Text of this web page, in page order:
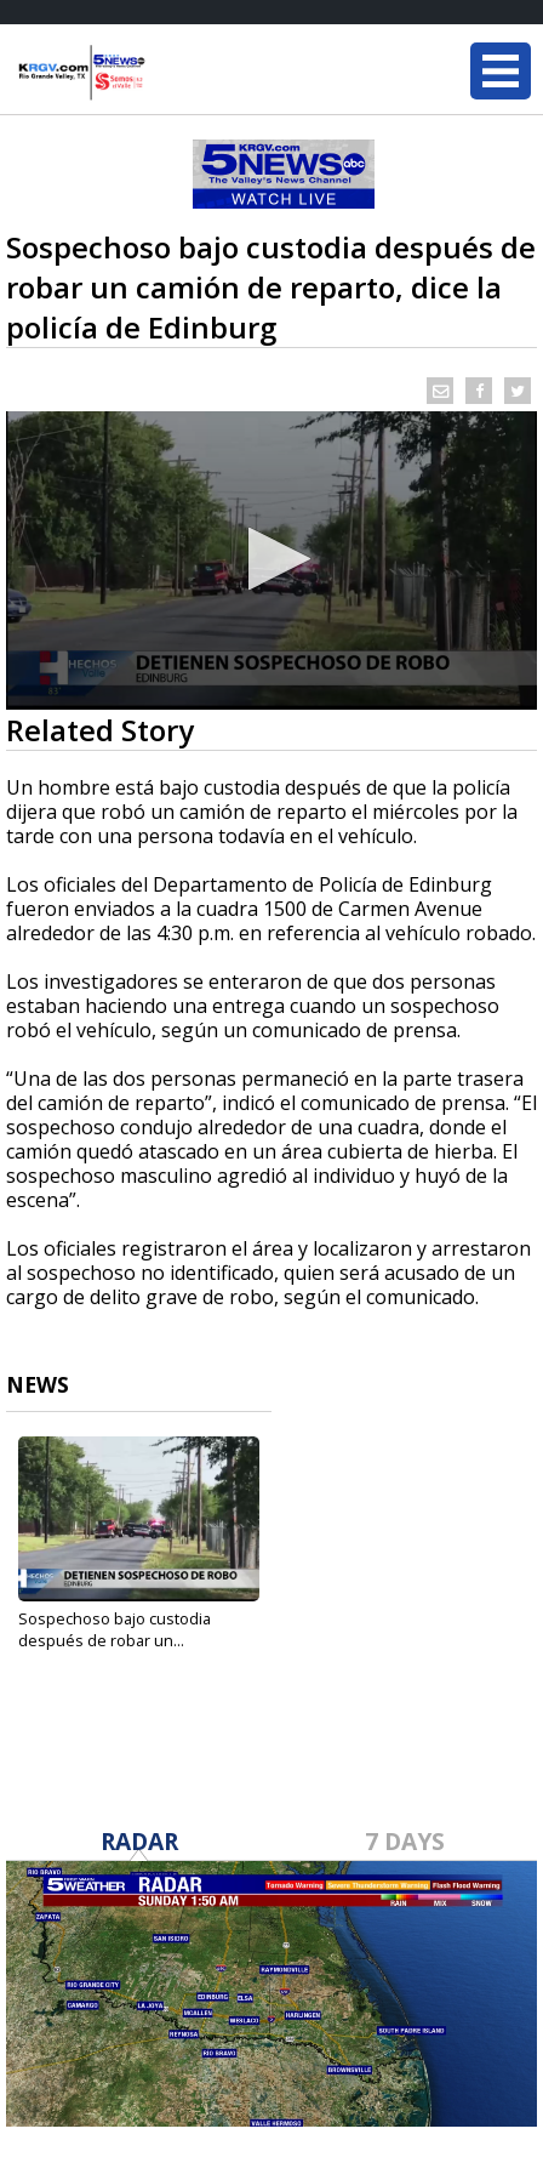
Sospechoso bajo custodia después de
robar un camión de reparto, dice la
policía de Edinburg
0
seconds
of
33
seconds
Related Story
Un hombre está bajo custodia después de que la policía
dijera que robó un camión de reparto el miércoles por la
tarde con una persona todavía en el vehículo.
Los oficiales del Departamento de Policía de Edinburg
fueron enviados a la cuadra 1500 de Carmen Avenue
alrededor de las 4:30 p.m. en referencia al vehículo robado.
Los investigadores se enteraron de que dos personas
estaban haciendo una entrega cuando un sospechoso
robó el vehículo, según un comunicado de prensa.
“Una de las dos personas permaneció en la parte trasera
del camión de reparto”, indicó el comunicado de prensa. “El
sospechoso condujo alrededor de una cuadra, donde el
camión quedó atascado en un área cubierta de hierba. El
sospechoso masculino agredió al individuo y huyó de la
escena”.
Los oficiales registraron el área y localizaron y arrestaron
al sospechoso no identificado, quien será acusado de un
cargo de delito grave de robo, según el comunicado.
NEWS
Sospechoso bajo custodia
después de robar un...
RADAR 7 DAYS